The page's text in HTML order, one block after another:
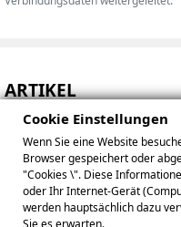
ARTIKEL
HINWEISE
IHR KONTO
BETREIBER
Cookie Einstellungen
Wenn Sie eine Website
Browser gespeichert oder
"Cookies \". Diese
oder Ihr Internet-Gerät
werden hauptsächlich dazu
Sie es erwarten.